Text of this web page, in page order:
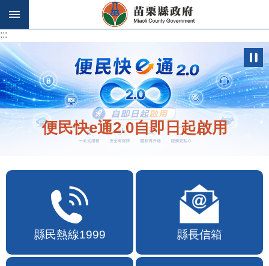
跳到主要內容區塊
:::
:::
便民快e通2.0自即日起啟用
縣民熱線1999 縣長信箱